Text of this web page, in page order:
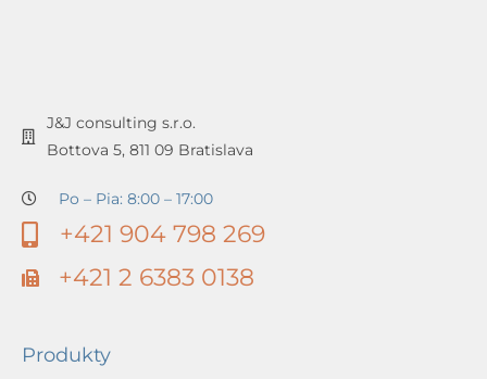
J&J consulting s.r.o.
Bottova 5, 811 09 Bratislava
Po – Pia: 8:00 – 17:00
+421 904 798 269
+421 2 6383 0138
Produkty